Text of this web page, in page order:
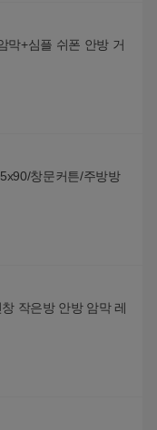
막+심플 쉬폰 안방 거
창문커튼/주방방
작은방 안방 암막 레